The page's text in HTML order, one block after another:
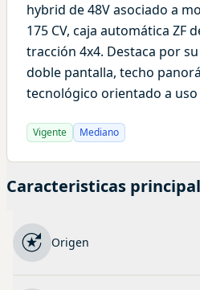
hybrid de 48V asociado a
175 CV, caja automática ZF
tracción 4x4. Destaca por
doble pantalla, techo
tecnológico orientado a uso
Vigente Mediano
Caracteristicas
Origen